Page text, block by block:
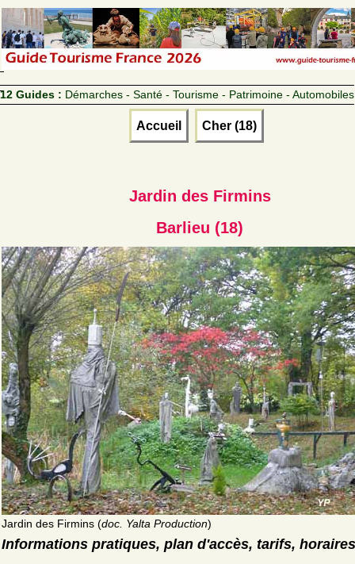
12 Guides : Démarches - Santé - Tourisme - Patrimoine - Automobiles
Accueil Cher (18)
Jardin des Firmins
Barlieu (18)
Jardin des Firmins (doc. Yalta Production)
Informations pratiques, plan d'accès, tarifs, horaires